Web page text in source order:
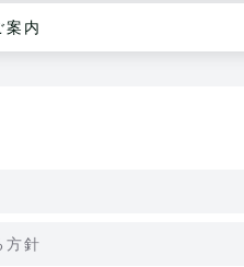
案内
方針